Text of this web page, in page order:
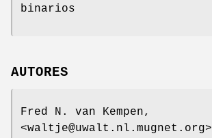
binarios
AUTORES
Fred N. van Kempen,
<waltje@uwalt.nl.mugnet.org>